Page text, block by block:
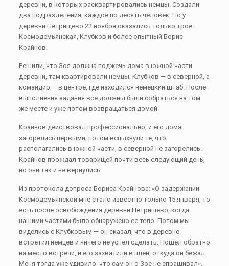
деревни, в которых расквартировались немцы. Создали
два подразделения, каждое по десять человек. Но у
деревни Петрищево 22 ноября оказались только трое –
Космодемьянская, Клубков и более опытный Борис
Крайнов.
Решили, что Зоя должна поджечь дома в южной части
деревни, там квартировали немцы; Клубков — в северной, а
командир — в центре, где находился немецкий штаб. После
выполнения задания все должны были собраться на том
же месте и уже потом возвращаться домой.
Крайнов действовал профессионально, и его дома
загорелись первыми, потом вспыхнули те, что
располагались в южной части, в северной не загорелись.
Крайнов прождал товарищей почти весь следующий день,
но они так и не вернулись.
Из протокола допроса Бориса Крайнова: «О задержании
Космодемьянской мне стало известно только 15 января, то
есть после освобождения деревни Петрищево, когда
нашими частями было обнаружено ее тело. Потом мы
виделись с Клубковым — он сказал, что в деревне
встретил немцев и ничего не успел сделать. Пошел обратно
на место встречи, и его захватили в плен, откуда он бежал.
Меня тогда уже удивило, что сам он о Зое не спрашивал».